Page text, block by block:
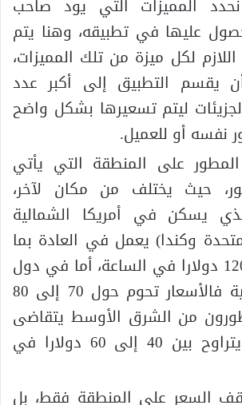
المميزات التي يود صاحب
عليها في تطبيقه، وهنا يتم
لكل ميزة من تلك المميزات،
يقسم التطبيق إلى أكبر عدد
ليتم تسعيرها بشكل واضح
نفسه أو للعميل.
على المنطقة التي يأتي
حيث يختلف من مكان لآخر،
يسكن في أمريكا الشمالية
وكندا) يعمل في العادة بما
لا يقل عن 120 دولارا في الساعة، أما في دول
أوروبا الغربية فالأسعار تحوم حول 70 إلى 80
من الشرق الأوسط يتقاضى
أغلبهم ما يتراوح بين 40 إلى 60 دولارا في
السعر على المنطقة فقط، بل